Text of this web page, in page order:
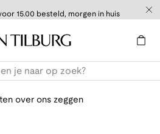
15.00 besteld, morgen in huis
over ons zeggen